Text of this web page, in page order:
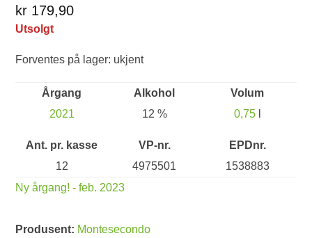
kr 179,90
Utsolgt
Forventes på lager: ukjent
Årgang
2021
Alkohol
12 %
Volum
0,75l
Ant. pr. kasse
12
VP-nr.
4975501
EPDnr.
1538883
Ny årgang! - feb. 2023
Produsent: Montesecondo